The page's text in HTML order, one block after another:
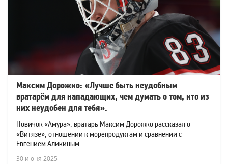
Максим Дорожко: «Лучше быть неудобным
вратарём для нападающих, чем думать о том, кто из
них неудобен для тебя».
Новичок «Амура», вратарь Максим Дорожко рассказал о
«Витязе», отношении к морепродуктам и сравнении с
Евгением Аликиным.
30 июня 2025